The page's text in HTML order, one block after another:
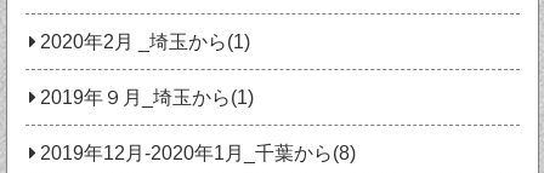
2020年2月 _埼玉から(1)
2019年９月_埼玉から(1)
2019年12月-2020年1月_千葉から(8)